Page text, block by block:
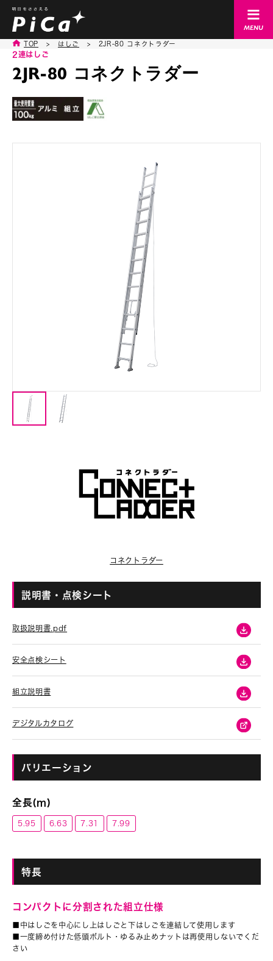
TOP > はしご > 2JR-80 コネクトラダー
2JR-80 コネクトラダー
2連はしご
コネクトラダー
説明書・点検シート
取扱説明書.pdf
安全点検シート
組立説明書
デジタルカタログ
バリエーション
全長(m)
5.95 6.63 7.31 7.99
特長
コンパクトに分割された組立仕様
■中はしごを中心にし上はしごと下はしごを連結して使用します
■一度締め付けた低頭ボルト・ゆるみ止めナットは再使用しないでくだ
さい